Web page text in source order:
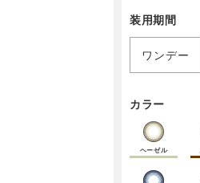
装用期間
ワンデー
カラー
ヘーゼル